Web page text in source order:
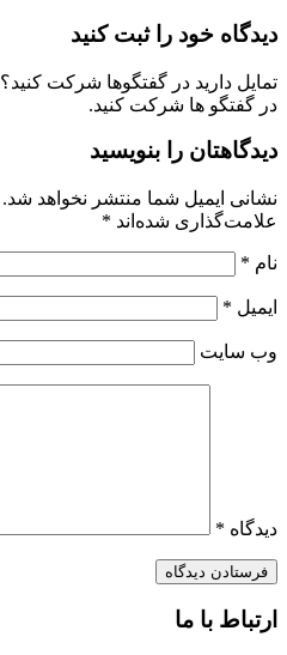
دیدگاه خود را ثبت کنید
تمایل دارید در گفتگوها شرکت کنید؟
در گفتگو ها شرکت کنید.
دیدگاهتان را بنویسید
نشانی ایمیل شما منتشر نخواهد شد.
علامت‌گذاری شده‌اند *
نام *
ایمیل *
وب‌ سایت
دیدگاه *
ارتباط با ما